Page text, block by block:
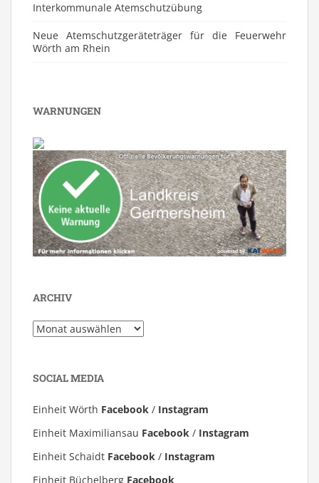
⁠Interkommunale Atemschutzübung
Neue Atemschutzgeräteträger für die Feuerwehr
Wörth am Rhein
WARNUNGEN
ARCHIV
Archiv
SOCIAL MEDIA
Einheit Wörth Facebook / Instagram
Einheit Maximiliansau Facebook / Instagram
Einheit Schaidt Facebook / Instagram
Einheit Büchelberg Facebook